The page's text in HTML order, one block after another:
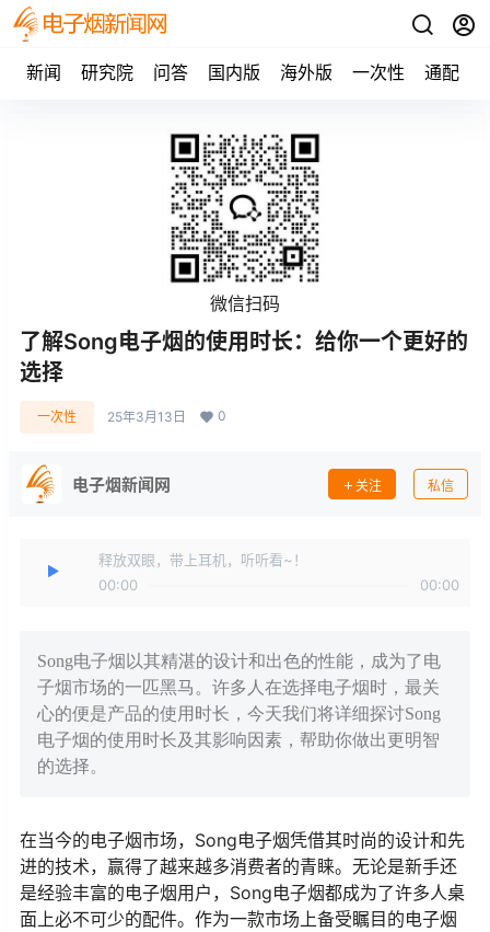
新闻 研究院 问答 国内版 海外版 一次性 通配
微信扫码
了解Song电子烟的使用时长：给你一个更好的
选择
一次性 25年3月13日 0
电子烟新闻网 关注 私信
释放双眼，带上耳机，听听看~！
00:00
00:00
Song电子烟以其精湛的设计和出色的性能，成为了电
子烟市场的一匹黑马。许多人在选择电子烟时，最关
心的便是产品的使用时长，今天我们将详细探讨Song
电子烟的使用时长及其影响因素，帮助你做出更明智
的选择。
在当今的电子烟市场，Song电子烟凭借其时尚的设计和先
进的技术，赢得了越来越多消费者的青睐。无论是新手还
是经验丰富的电子烟用户，Song电子烟都成为了许多人桌
面上必不可少的配件。作为一款市场上备受瞩目的电子烟